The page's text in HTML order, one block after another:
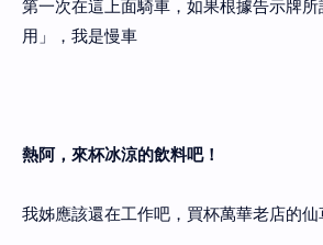
第一次在這上面騎車，如果根據告示牌
用」，我是慢車
熱阿，來杯冰涼的飲料吧！
我姊應該還在工作吧，買杯萬華老店的